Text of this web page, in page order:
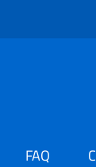
FAQ